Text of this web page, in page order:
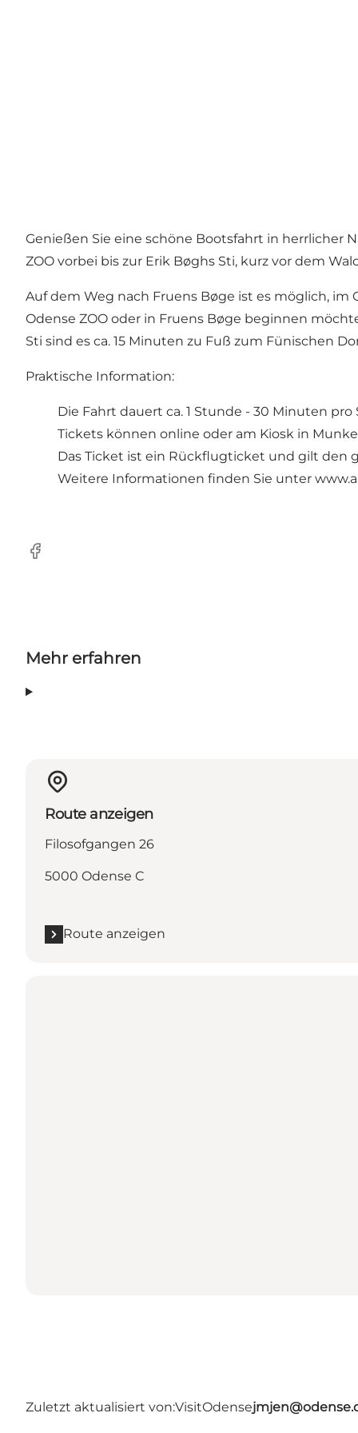
Genießen Sie eine schöne Bootsfahrt in herrlicher
ZOO vorbei bis zur Erik Bøghs Sti, kurz vor dem
Auf dem Weg nach Fruens Bøge ist es möglich,
Odense ZOO oder in Fruens Bøge beginnen
Sti sind es ca. 15 Minuten zu Fuß zum Fünischen
Praktische Information:
Die Fahrt dauert ca. 1 Stunde - 30 Minuten pro
Tickets können online oder am Kiosk in
Das Ticket ist ein Rückflugticket und gilt den
Weitere Informationen finden Sie unter
Facebook
Mehr erfahren
Route anzeigen
Filosofgangen 26
5000 Odense C
Route anzeigen
Zuletzt aktualisiert von:VisitOdense